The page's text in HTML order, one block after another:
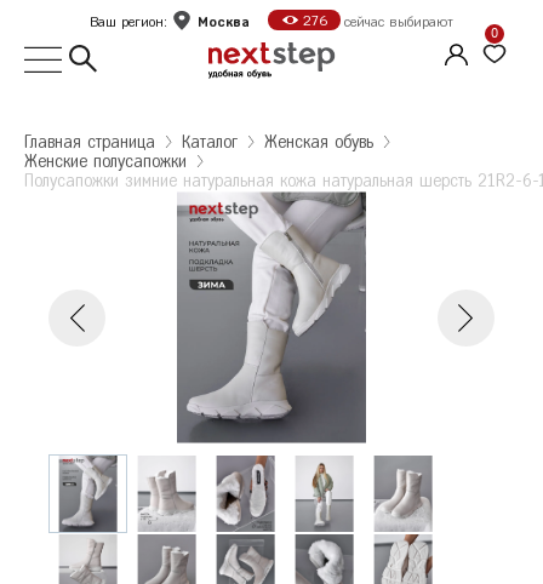
Главная страница Kаталог
Женская обувь
Женские полусапожки
Полусапожки зимние натуральная кожа натуральная шерсть 21R2-
Выбор города
Укажите ваш город
Санкт-Петербург
Железногорск
Казань
Калуга
Красногорск
Ваш регион: Москва 276 сейчас выбирают
0
Полусапожки зимние натуральная кожа
натуральная шерсть 21R2-6-120Z
Колличество: 1
Полусапожки зимние натуральная кожа
натуральная шерсть 21R2-6-120Z
Количество: 1
2 095 ₽
Продолжить покупки
Оформить заказ